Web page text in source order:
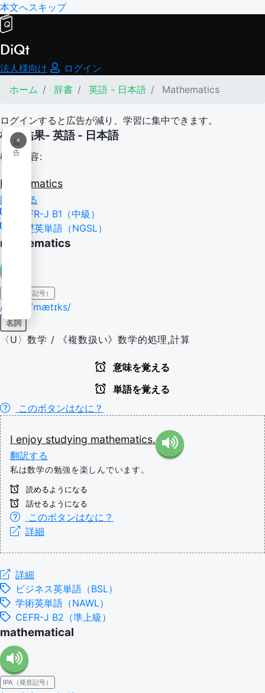
本文へスキップ
DiQt
法人様向け
ログイン
ホーム
辞書 英語 - 日本語 Mathematics
ログインすると広告が減り、学習に集中できます。
×
広
告
検索結果- 英語 - 日本語
検索内容:
Mathematics
翻訳する
CEFR-J B1（中級）
基礎英単語（NGSL）
mathematics
IPA（発音記号）
/mæθəˈmætɪks/
名詞
〈U〉数学 / 《複数扱い》数学的処理,計算
意味を覚える
単語を覚える
このボタンはなに？
I enjoy studying mathematics.
翻訳する
私は数学の勉強を楽しんでいます。
読めるようになる
話せるようになる
このボタンはなに？
詳細
詳細
ビジネス英単語（BSL）
学術英単語（NAWL）
CEFR-J B2（準上級）
mathematical
IPA（発音記号）